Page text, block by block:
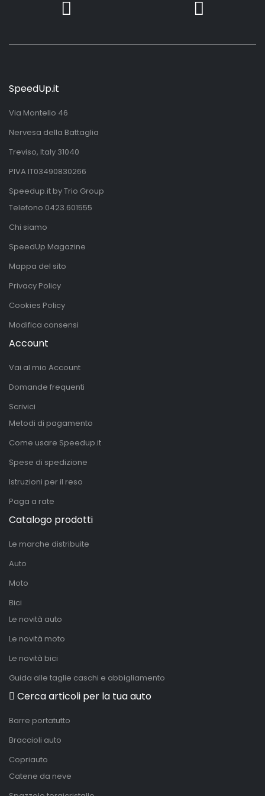
SpeedUp.it
Via Montello 46
Nervesa della Battaglia
Treviso, Italy 31040
PIVA IT03490830266
Speedup.it by Trio Group
Telefono 0423.601555
Chi siamo
SpeedUp Magazine
Mappa del sito
Privacy Policy
Cookies Policy
Modifica consensi
Account
Vai al mio Account
Domande frequenti
Scrivici
Metodi di pagamento
Come usare Speedup.it
Spese di spedizione
Istruzioni per il reso
Paga a rate
Catalogo prodotti
Le marche distribuite
Auto
Moto
Bici
Le novità auto
Le novità moto
Le novità bici
Guida alle taglie caschi e abbigliamento
Cerca articoli per la tua auto
Barre portatutto
Braccioli auto
Copriauto
Catene da neve